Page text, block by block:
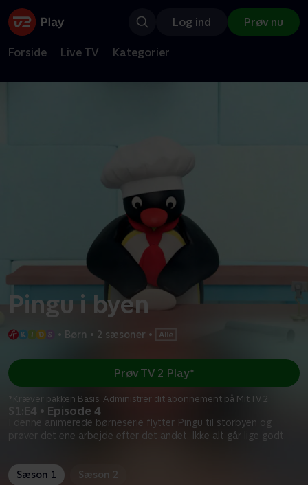
Log ind Prøv nu
Forside Live TV Kategorier
Pingu i byen
• Børn • 2 sæsoner •
S1:E4 • Episode 4
I denne animerede børneserie flytter Pingu til storbyen og
prøver det ene arbejde efter det andet. Ikke alt går lige godt.
Prøv TV 2 Play*
*Kræver pakken Basis. Administrer dit abonnement på Mit TV 2.
Sæson 1 Sæson 2